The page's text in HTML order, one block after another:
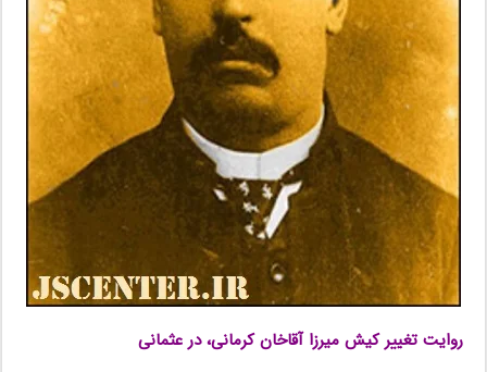
روایت تغییر کیش میرزا آقاخان کرمانی، در عثمانی